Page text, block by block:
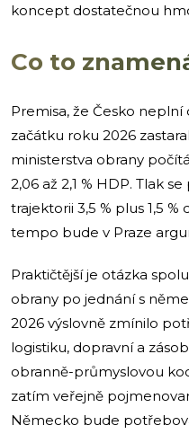
koncept dostatečnou
Co to
Premisa, že Česko
začátku roku 2026
ministerstva obrany
2,06 až 2,1 % HDP. Tlak
trajektorii 3,5 % plus 1,5
tempo bude v Praze
Praktičtější je otázka
obrany po jednání s
2026 výslovně zmínilo
logistiku, dopravní a
obranně-průmyslovou
zatím veřejně
Německo bude